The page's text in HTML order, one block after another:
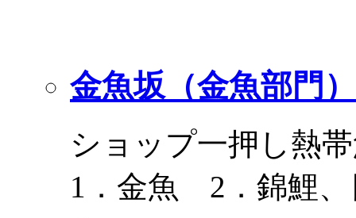
金魚坂（金魚部門）
ショップ一押し熱
1．金魚 2．錦鯉、